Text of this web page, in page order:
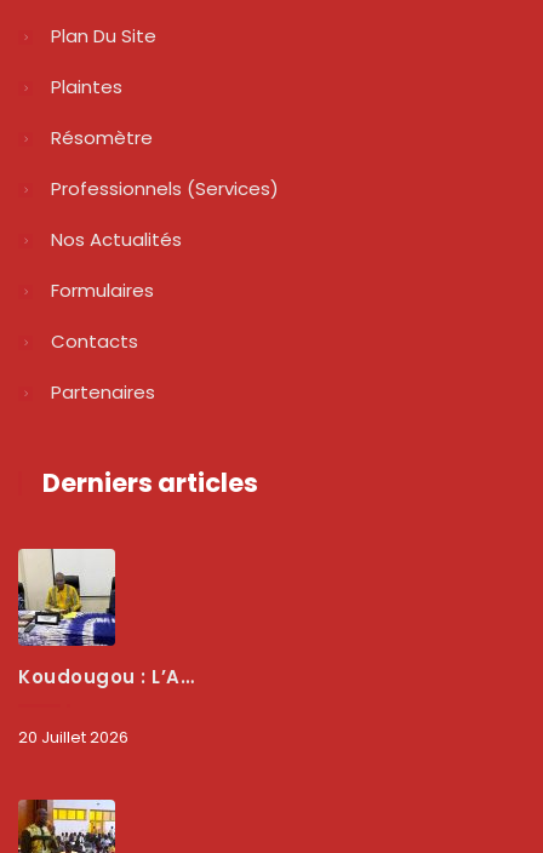
Plan Du Site
Plaintes
Résomètre
Professionnels (services)
Nos Actualités
Formulaires
Contacts
Partenaires
Derniers articles
Koudougou : L’ARCEP Renforce Le Dialogue Avec Les Associations De Consommateurs Pour Mieux Protéger Les Usagers
20 Juillet 2026